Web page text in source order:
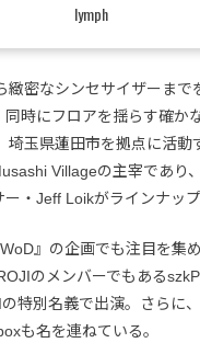
lymph
緻密なシンセサイザーまで
時にフロアを揺らす確か
埼玉県蓮田市を拠点に活動
Villageの主宰であり
・Jeff Loikがラインナップ
』の企画でも注目を集
のメンバーでもある
特別名義で出演。さらに
も名を連ねている。